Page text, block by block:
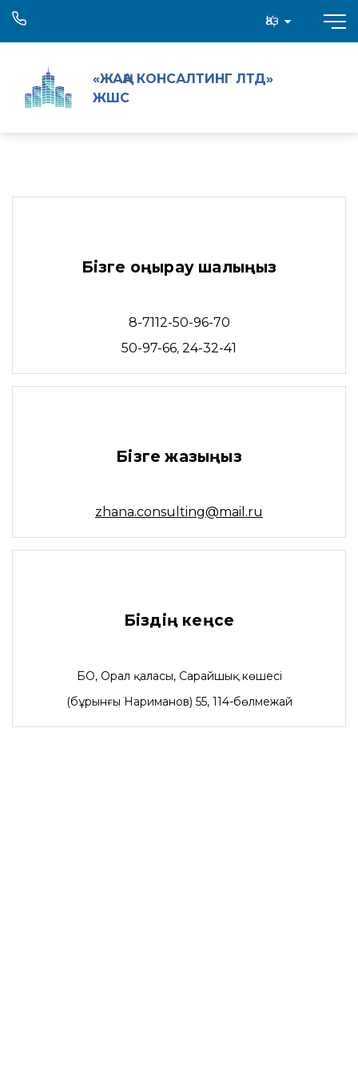
«ЖАҢА КОНСАЛТИНГ ЛТД»
ЖШС
Қаз
Бізге қоңырау шалыңыз
8-7112-50-96-70
50-97-66, 24-32-41
Бізге жазыңыз
zhana.consulting@mail.ru
Біздің кеңсе
БҚО, Орал қаласы, Сарайшық көшесі
(бұрынғы Нариманов) 55, 114-бөлмежай